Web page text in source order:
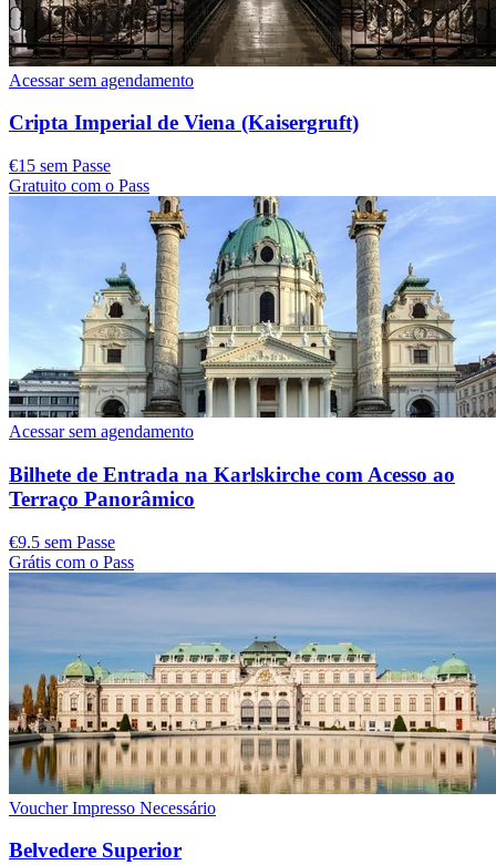
Acessar sem agendamento
Cripta Imperial de Viena (Kaisergruft)
€15 sem Passe
Gratuito com o Pass
Acessar sem agendamento
Bilhete de Entrada na Karlskirche com Acesso ao
Terraço Panorâmico
€9.5 sem Passe
Grátis com o Pass
Voucher Impresso Necessário
Belvedere Superior